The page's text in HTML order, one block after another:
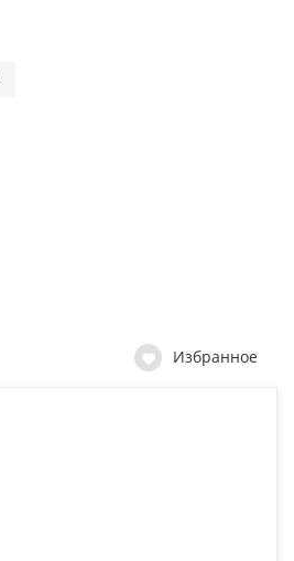
Избранное